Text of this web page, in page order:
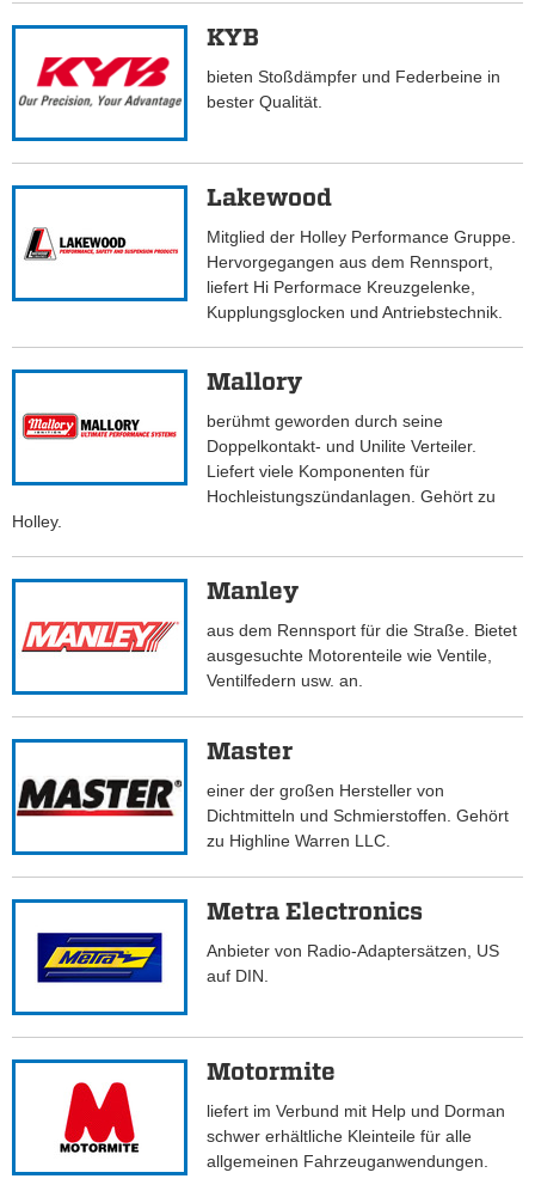
KYB
bieten Stoßdämpfer und Federbeine in
bester Qualität.
Lakewood
Mitglied der Holley Performance Gruppe.
Hervorgegangen aus dem Rennsport,
liefert Hi Performace Kreuzgelenke,
Kupplungsglocken und Antriebstechnik.
Mallory
berühmt geworden durch seine
Doppelkontakt- und Unilite Verteiler.
Liefert viele Komponenten für
Hochleistungszündanlagen. Gehört zu
Holley.
Manley
aus dem Rennsport für die Straße. Bietet
ausgesuchte Motorenteile wie Ventile,
Ventilfedern usw. an.
Master
einer der großen Hersteller von
Dichtmitteln und Schmierstoffen. Gehört
zu Highline Warren LLC.
Metra Electronics
Anbieter von Radio-Adaptersätzen, US
auf DIN.
Motormite
liefert im Verbund mit Help und Dorman
schwer erhältliche Kleinteile für alle
allgemeinen Fahrzeuganwendungen.